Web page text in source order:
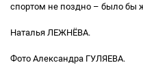
спортом не поздно – было бы
Наталья ЛЕЖНЁВА.
Фото Александра ГУЛЯЕВА.